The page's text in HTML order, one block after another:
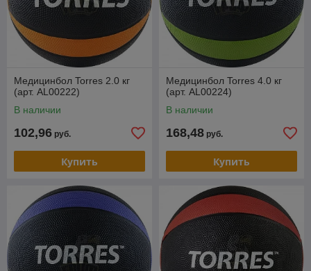
Медицинбол Torres 2.0 кг
(арт. AL00222)
В наличии
102,96 руб.
Купить
Медицинбол Torres 4.0 кг
(арт. AL00224)
В наличии
168,48 руб.
Купить